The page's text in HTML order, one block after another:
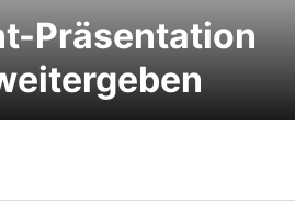
Präsentation